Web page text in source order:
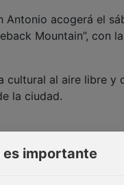
Antonio acogerá el
Mountain”, con
cultural al aire libre y
la ciudad.
importante